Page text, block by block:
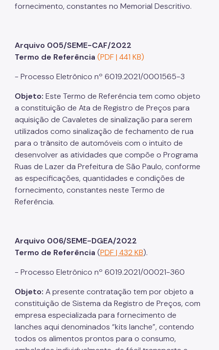
fornecimento, constantes no Memorial Descritivo.
Arquivo 005/SEME-CAF/2022
Termo de Referência (PDF | 441 KB)
- Processo Eletrônico nº 6019.2021/0001565-3
Objeto: Este Termo de Referência tem como objeto
a constituição de Ata de Registro de Preços para
aquisição de Cavaletes de sinalização para serem
utilizados como sinalização de fechamento de rua
para o trânsito de automóveis com o intuito de
desenvolver as atividades que compõe o Programa
Ruas de Lazer da Prefeitura de São Paulo, conforme
as especificações, quantidades e condições de
fornecimento, constantes neste Termo de
Referência.
Arquivo 006/SEME-DGEA/2022
Termo de Referência (PDF | 432 KB).
- Processo Eletrônico nº 6019.2021/00021-360
Objeto: A presente contratação tem por objeto a
constituição de Sistema da Registro de Preços, com
empresa especializada para fornecimento de
lanches aqui denominados “kits lanche”, contendo
todos os alimentos prontos para o consumo,